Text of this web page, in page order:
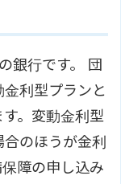
銀行です。 団
利型プランと
。変動金利型
のほうが金利
障の申し込み